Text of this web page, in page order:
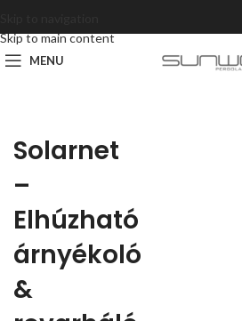
Skip to main content
MENU
Solarnet
–
Elhúzható
árnyékoló
&